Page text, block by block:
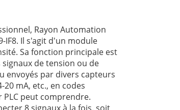
Rayon Automation
IF8. Il s'agit d'un module
Sa fonction principale est
de tension ou de
envoyés par divers capteurs
mA, etc., en codes
peut comprendre.